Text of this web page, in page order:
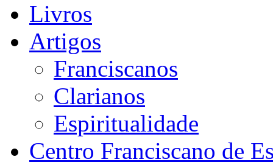
Livros
Artigos
Franciscanos
Clarianos
Espiritualidade
Centro Franciscano de